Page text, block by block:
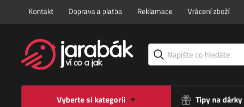
Kontakt Doprava a platba Reklamace Vrácení zboží
Vyberte si kategorii Tipy na dárky